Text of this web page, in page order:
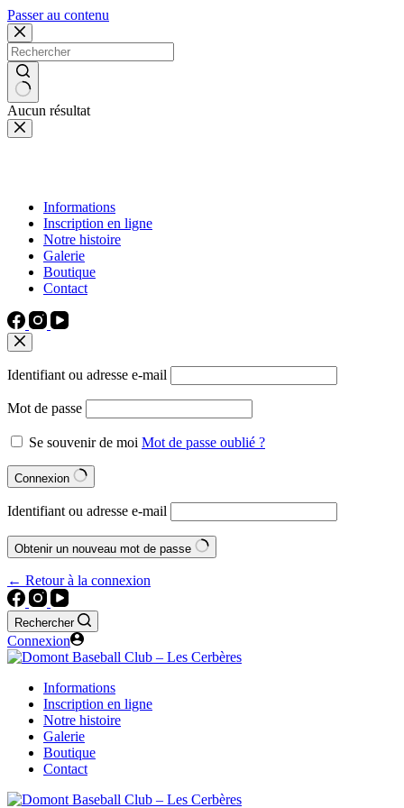
Passer au contenu
Aucun résultat
Informations
Inscription en ligne
Notre histoire
Galerie
Boutique
Contact
Identifiant ou adresse e-mail
Mot de passe
Se souvenir de moi Mot de passe oublié ?
Connexion
Identifiant ou adresse e-mail
Obtenir un nouveau mot de passe
← Retour à la connexion
Rechercher
Connexion
Informations
Inscription en ligne
Notre histoire
Galerie
Boutique
Contact